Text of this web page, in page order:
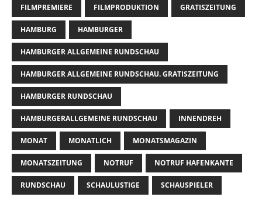
FILMPREMIERE FILMPRODUKTION GRATISZEITUNG
HAMBURG HAMBURGER
HAMBURGER ALLGEMEINE RUNDSCHAU
HAMBURGER ALLGEMEINE RUNDSCHAU. GRATISZEITUNG
HAMBURGER RUNDSCHAU
HAMBURGERALLGEMEINE RUNDSCHAU INNENDREH
MONAT MONATLICH MONATSMAGAZIN
MONATSZEITUNG NOTRUF NOTRUF HAFENKANTE
RUNDSCHAU SCHAULUSTIGE SCHAUSPIELER